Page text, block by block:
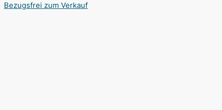
Bezugsfrei zum Verkauf